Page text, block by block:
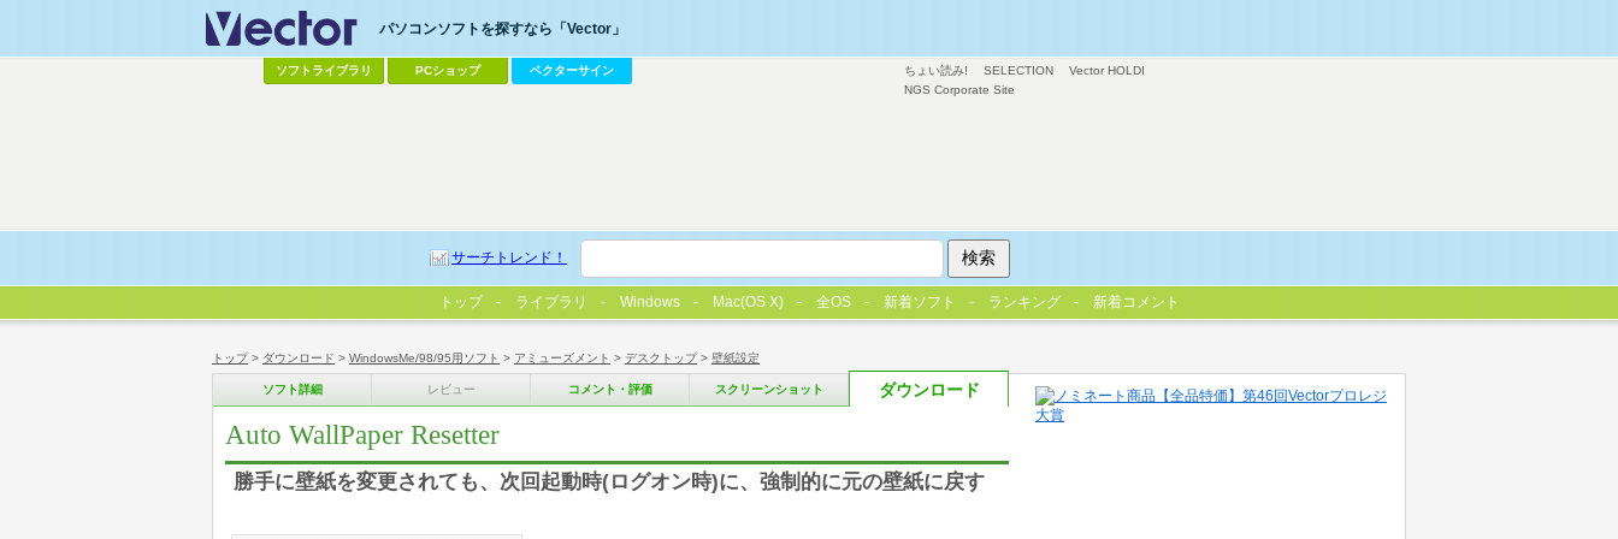
トップ> ダウンロード > WindowsMe/98/95用ソフト > アミューズメント > デスクトップ> 壁紙設定
ソフト詳細 レビュー コメント・評価 スクリーンショット ダウンロード
Auto WallPaper Resetter
勝手に壁紙を変更されても、次回起動時(ログオン時)に、強制的に元の壁紙に戻す
ちょい読み! SELECTION
Vector HOLDI
NGS Corporate Site
パソコンソフトを探すなら「Vector」
ソフトライブラリ PCショップ ベクターサイン
サーチトレンド！
トップ ライブラリ Windows Mac(OS X) 全OS 新着ソフト ランキング 新着コメント